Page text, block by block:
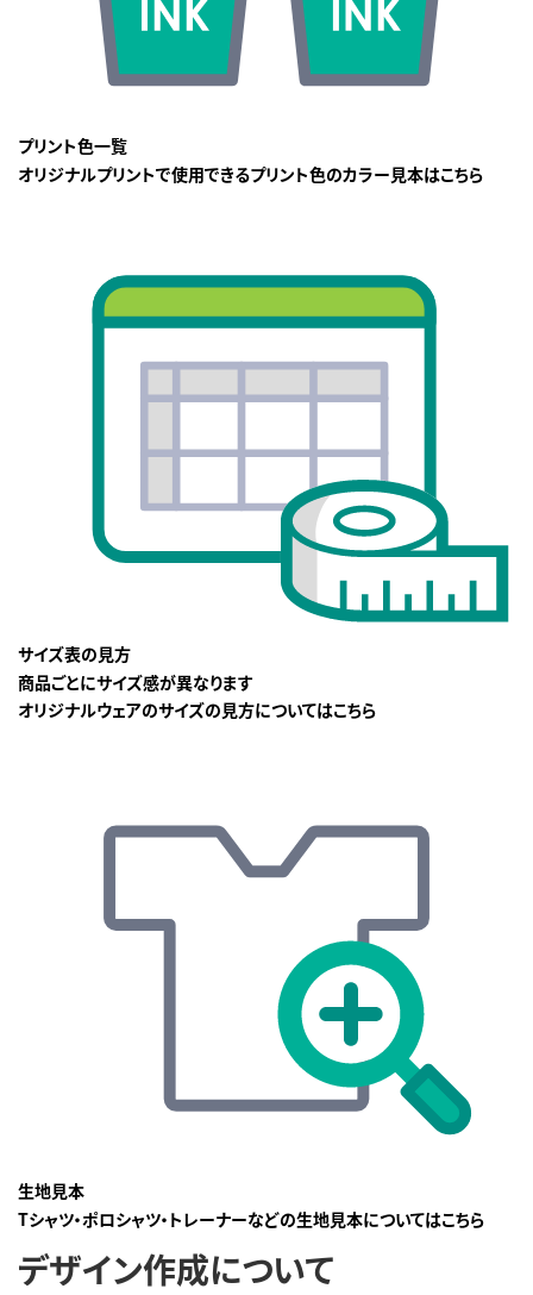
プリント色一覧
オリジナルプリントで使用できるプリント色のカラー見本はこちら
サイズ表の見方
商品ごとにサイズ感が異なります
オリジナルウェアのサイズの見方についてはこちら
生地見本
Tシャツ・ポロシャツ・トレーナーなどの生地見本についてはこちら
デザイン作成について